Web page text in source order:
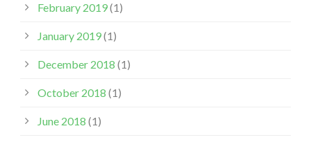
February 2019(1)
January 2019(1)
December 2018 (1)
October 2018 (1)
June 2018 (1)